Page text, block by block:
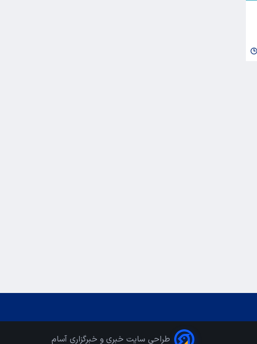
طراحی سایت خبری و خبرگزاری آسام